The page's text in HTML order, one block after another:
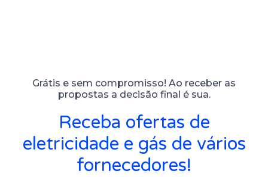
Grátis e sem compromisso! Ao receber as
propostas a decisão final é sua.
Receba ofertas de
eletricidade e gás de vários
fornecedores!